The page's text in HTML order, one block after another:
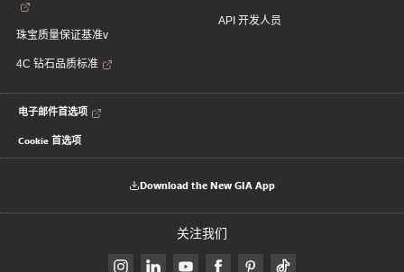
珠宝质量保证基准v
4C 钻石品质标准
API 开发人员
电子邮件首选项
Cookie 首选项
Download the New GIA App
关注我们